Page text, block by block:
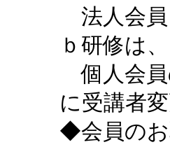
法人会員
ｂ研修は
個人会員
に受講者
◆会員の